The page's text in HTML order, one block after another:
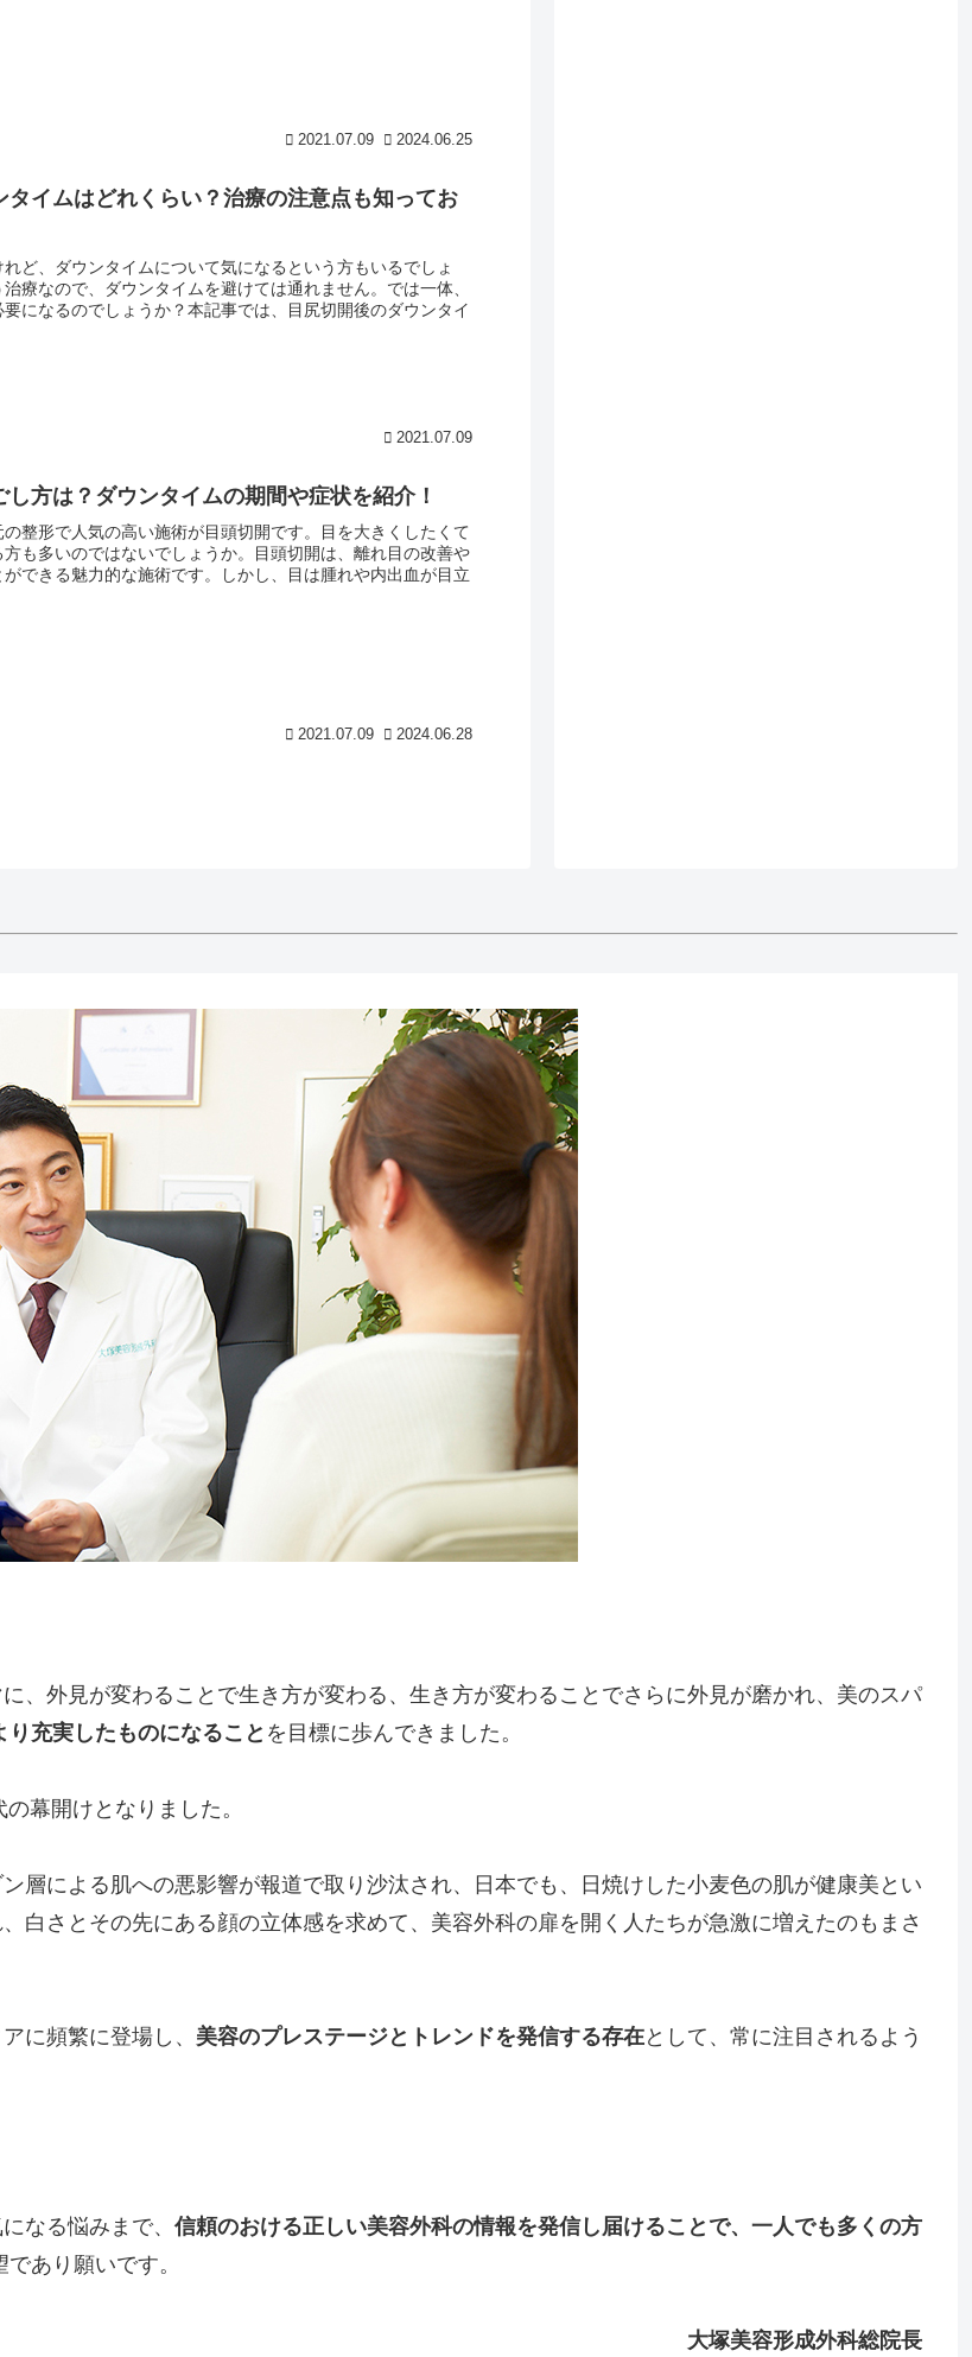
2021.07.09 2024.06.25
タイムはどれくらい？治療の注意点も知ってお
ど、ダウンタイムについて気になるという方もいるでしょ
療なので、ダウンタイムを避けては通れません。では一体、
になるのでしょうか？本記事では、目尻切開後のダウンタイ
2021.07.09
し方は？ダウンタイムの期間や症状を紹介！
整形で人気の高い施術が目頭切開です。目を大きくしたくて
も多いのではないでしょうか。目頭切開は、離れ目の改善や
できる魅力的な施術です。しかし、目は腫れや内出血が目立
2021.07.09 2024.06.28
、外見が変わることで生き方が変わる、生き方が変わることでさらに外見が磨かれ、美のスパ
充実したものになること を目標に歩んできました。
幕開けとなりました。
層による肌への悪影響が報道で取り沙汰され、日本でも、日焼けした小麦色の肌が健康美とい
白さとその先にある顔の立体感を求めて、美容外科の扉を開く人たちが急激に増えたのもまさ
に頻繁に登場し、 美容のプレステージとトレンドを発信する存在として、常に注目されるよう
なる悩みまで、 信頼のおける正しい美容外科の情報を発信し届けることで、一人でも多くの方
あり願いです。
大塚美容形成外科総院長